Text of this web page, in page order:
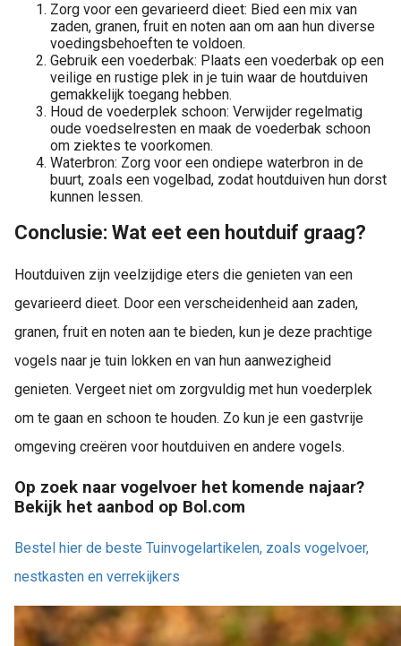
Zorg voor een gevarieerd dieet: Bied een mix van
zaden, granen, fruit en noten aan om aan hun diverse
voedingsbehoeften te voldoen.
Gebruik een voederbak: Plaats een voederbak op een
veilige en rustige plek in je tuin waar de houtduiven
gemakkelijk toegang hebben.
Houd de voederplek schoon: Verwijder regelmatig
oude voedselresten en maak de voederbak schoon
om ziektes te voorkomen.
Waterbron: Zorg voor een ondiepe waterbron in de
buurt, zoals een vogelbad, zodat houtduiven hun dorst
kunnen lessen.
Conclusie: Wat eet een houtduif graag?
Houtduiven zijn veelzijdige eters die genieten van een
gevarieerd dieet. Door een verscheidenheid aan zaden,
granen, fruit en noten aan te bieden, kun je deze prachtige
vogels naar je tuin lokken en van hun aanwezigheid
genieten. Vergeet niet om zorgvuldig met hun voederplek
om te gaan en schoon te houden. Zo kun je een gastvrije
omgeving creëren voor houtduiven en andere vogels.
Op zoek naar vogelvoer het komende najaar?
Bekijk het aanbod op Bol.com
Bestel hier de beste Tuinvogelartikelen, zoals vogelvoer,
nestkasten en verrekijkers